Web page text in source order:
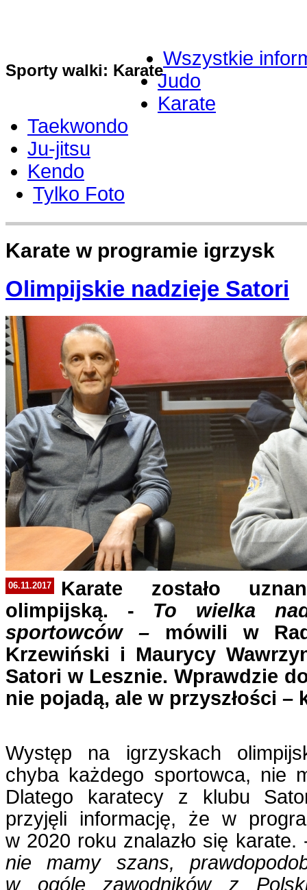
Sporty walki: Karate
Wszystkie
Judo
Karate
Taekwondo
Ju-jitsu
Kendo
Tylko Foto
Karate w programie igrzysk
Olimpijskie nadzieje Satori
06.11.2017
Karate zostało
olimpijską. - To wielka
sportowców –mówili w
Krzewiński i Maurycy
Satori w Lesznie. Wprawdzie
nie pojadą, ale w przyszłości –
Występ na igrzyskach
chyba każdego sportowca, nie
Dlatego karatecy z klubu
przyjęli informację, że w
w 2020 roku znalazło się karate.
nie mamy szans,
w ogóle zawodników z